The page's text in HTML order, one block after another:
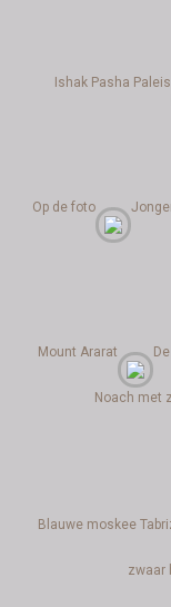
Ishak Pasha Paleis
Op de foto
Mount Ararat
Noach met
Blauwe moskee
zwaar